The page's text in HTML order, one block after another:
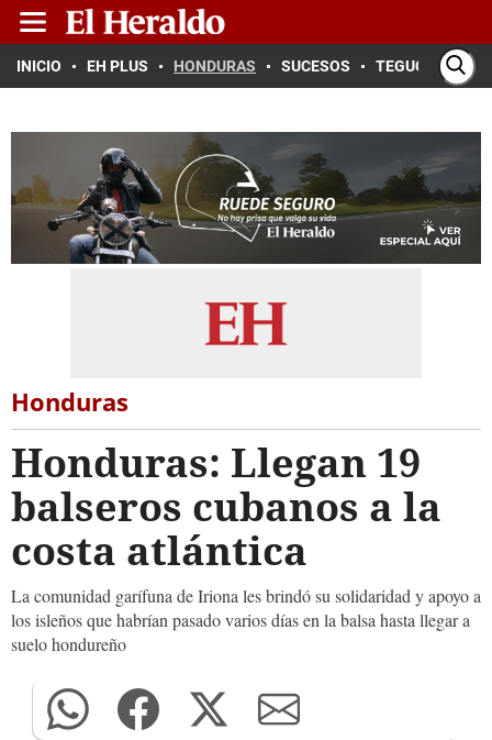
INICIO EH PLUS HONDURAS SUCESOS TEGUCIGALPA
Honduras
Honduras: Llegan 19
balseros cubanos a la
costa atlántica
La comunidad garífuna de Iriona les brindó su solidaridad y apoyo a
los isleños que habrían pasado varios días en la balsa hasta llegar a
suelo hondureño